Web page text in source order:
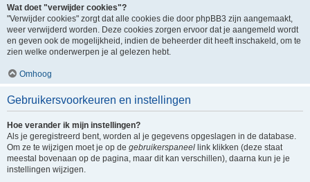
Wat doet "verwijder cookies"?
"Verwijder cookies" zorgt dat alle cookies die door phpBB3 zijn aangemaakt,
weer verwijderd worden. Deze cookies zorgen ervoor dat je aangemeld wordt
en geven ook de mogelijkheid, indien de beheerder dit heeft inschakeld, om te
zien welke onderwerpen je al gelezen hebt.
Omhoog
Gebruikersvoorkeuren en instellingen
Hoe verander ik mijn instellingen?
Als je geregistreerd bent, worden al je gegevens opgeslagen in de database.
Om ze te wijzigen moet je op de gebruikerspaneel link klikken (deze staat
meestal bovenaan op de pagina, maar dit kan verschillen), daarna kun je je
instellingen wijzigen.